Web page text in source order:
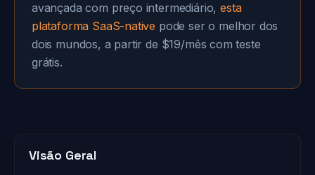
avançada com preço intermediário,esta
plataforma SaaS-native pode ser o melhor dos
dois mundos, a partir de $19/mês com teste
grátis.
Visão Geral